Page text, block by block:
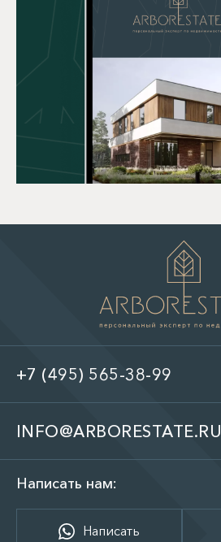
+7 (495) 565-38-99
INFO@ARBORESTATE.RU
Написать нам:
Написать